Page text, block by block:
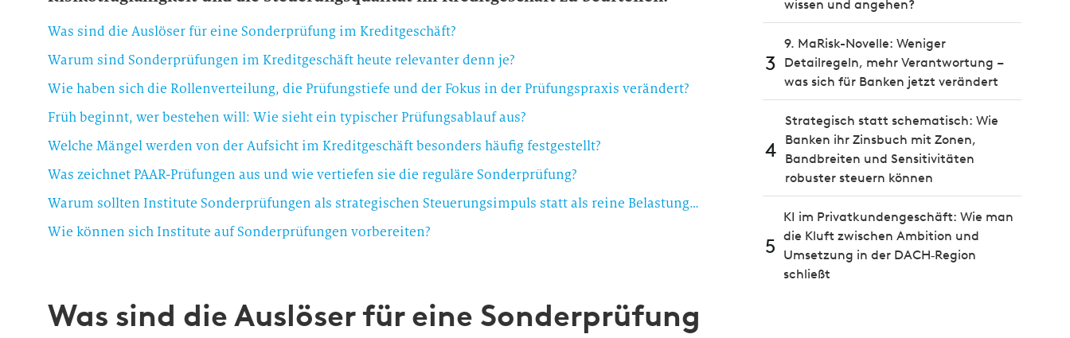
Was sind die Auslöser für eine Sonderprüfung im Kreditgeschäft?
Warum sind Sonderprüfungen im Kreditgeschäft heute relevanter denn je?
Wie haben sich die Rollenverteilung, die Prüfungstiefe und der Fokus in der Prüfungspraxis verändert?
Früh beginnt, wer bestehen will: Wie sieht ein typischer Prüfungsablauf aus?
Welche Mängel werden von der Aufsicht im Kreditgeschäft besonders häufig festgestellt?
Was zeichnet PAAR-Prüfungen aus und wie vertiefen sie die reguläre Sonderprüfung?
Warum sollten Institute Sonderprüfungen als strategischen Steuerungsimpuls statt als reine Belastung einordnen?
Wie können sich Institute auf Sonderprüfungen vorbereiten?
Was sind die Auslöser für eine Sonderprüfung
wissen und angehen?
3
9. MaRisk-Novelle: Weniger
Detailregeln, mehr Verantwortung –
was sich für Banken jetzt verändert
4
Strategisch statt schematisch: Wie
Banken ihr Zinsbuch mit Zonen,
Bandbreiten und Sensitivitäten
robuster steuern können
5
KI im Privatkundengeschäft: Wie man
die Kluft zwischen Ambition und
Umsetzung in der DACH‑Region
schließt